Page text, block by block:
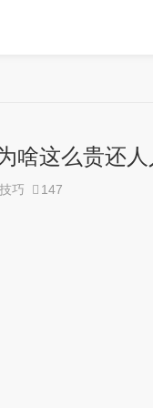
啥这么贵还
巧 147